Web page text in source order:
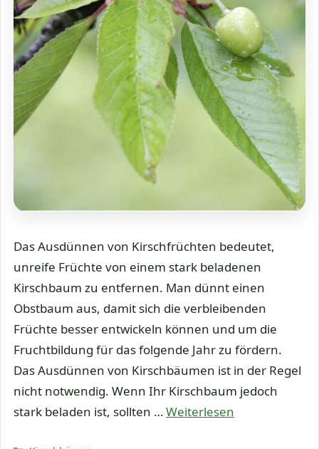
Das Ausdünnen von Kirschfrüchten bedeutet,
unreife Früchte von einem stark beladenen
Kirschbaum zu entfernen. Man dünnt einen
Obstbaum aus, damit sich die verbleibenden
Früchte besser entwickeln können und um die
Fruchtbildung für das folgende Jahr zu fördern.
Das Ausdünnen von Kirschbäumen ist in der Regel
nicht notwendig. Wenn Ihr Kirschbaum jedoch
stark beladen ist, sollten …Weiterlesen